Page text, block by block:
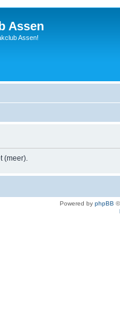
Assen
Assen!
(meer).
Powered by phpBB